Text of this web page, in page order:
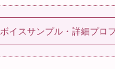
ボイスサンプル・詳細プロ